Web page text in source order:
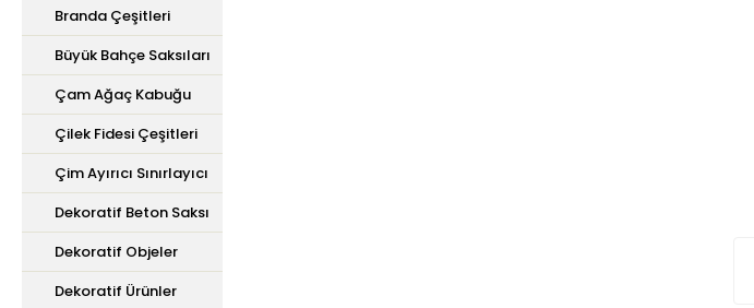
Branda Çeşitleri
Büyük Bahçe Saksıları
Çam Ağaç Kabuğu
Çilek Fidesi Çeşitleri
Çim Ayırıcı Sınırlayıcı
Dekoratif Beton Saksı
Dekoratif Objeler
Dekoratif Ürünler